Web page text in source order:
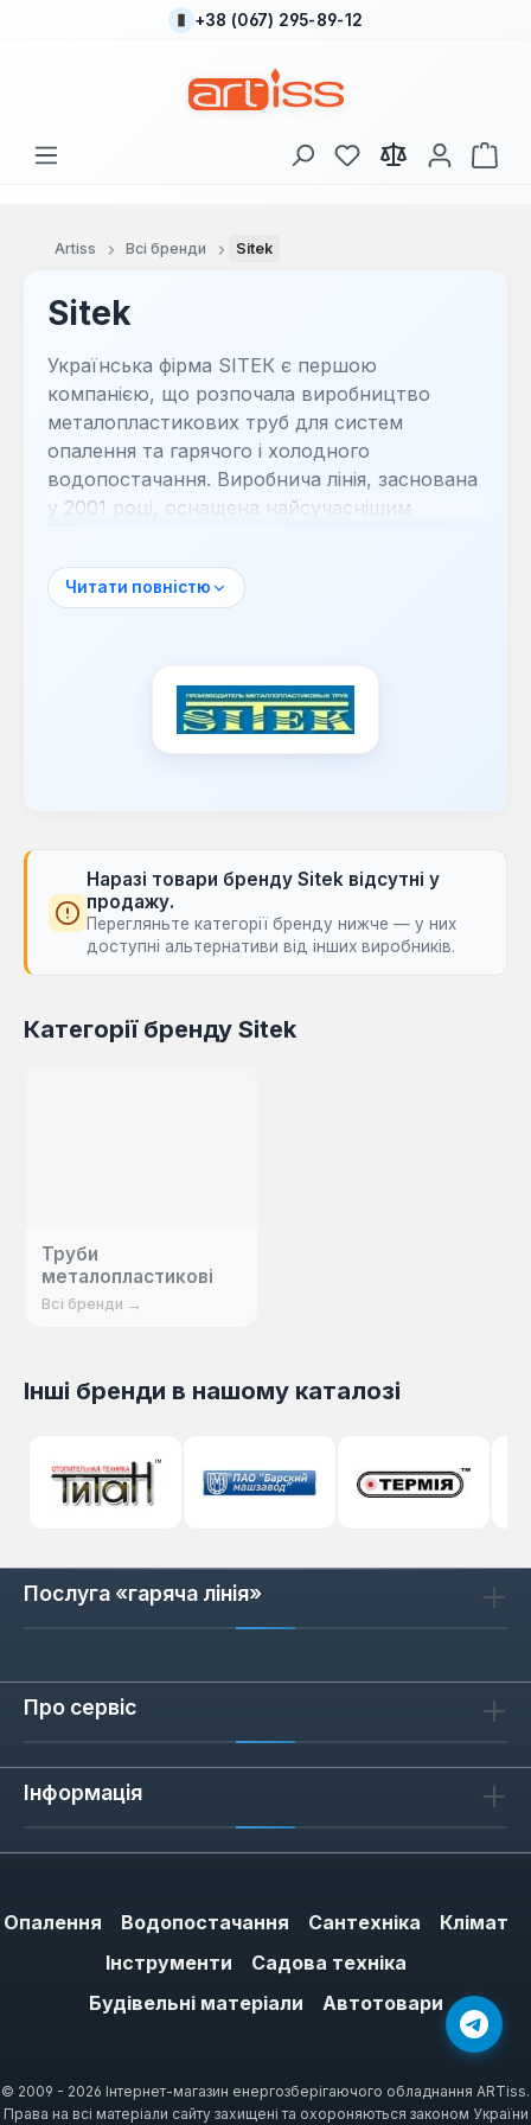
Перейти до основного вмісту
+38 (067) 295-89-12
У вас є 0 у списку
Artiss Всі бренди Sitek
Sitek
Українська фірма SIТЕК є першою
компанією, що розпочала виробництво
металопластикових труб для систем
опалення та гарячого і холодного
водопостачання. Виробнича лінія, заснована
у 2001 році, оснащена найсучаснішим
провідних європейських виробників.
На сьогоднішній день ТМ SIТЕК випускає
укомплектованому вузлами від
європейських виробників екструдерного,
пневматичного, вимірювального та
принтерного обладнання. Будучи
Продукція SIТЕК призначена для
використання у системах опалення, а також
для гарячого та холодного водопостачання,
динамічно розвивається, а її продукція та
Читати повністю
Наразі товари бренду Sitek відсутні у
продажу.
Перегляньте категорії бренду нижче — у них
доступні альтернативи від інших виробників.
Категорії бренду Sitek
Труби
металопластикові
Всі бренди →
Інші бренди в нашому каталозі
Послуга «гаряча лінія»
Про сервіс
Інформація
Опалення Водопостачання Сантехніка
Клімат
Інструменти
Садова техніка
Будівельні матеріали
Автотовари
© 2009 - 2026 Інтернет-магазин енергозберігаючого обладнання ARTiss.
Права на всі матеріали сайту захищені та охороняються законом України